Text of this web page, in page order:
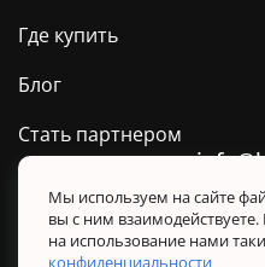
Где купить
Блог
Стать партнером
0 800 509 278
Политика
Мы используем на сайте
вы с ним
на использование нами
конфиденциальности